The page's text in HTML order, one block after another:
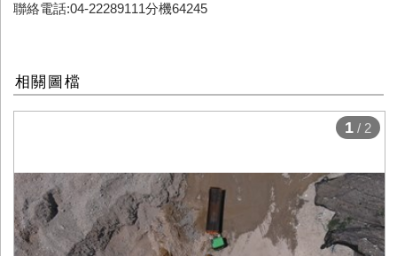
聯絡電話:04-22289111分機64245
相關圖檔
1 / 2